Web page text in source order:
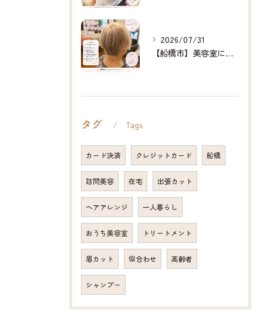
2026/07/31
【船橋市】美容室に行けない…をなくしたい✂️✨
タグ Tags
カード決済 クレジットカード 船橋
訪問美容 在宅 出張カット
ヘアアレンジ 一人暮らし
おうち美容室 トリートメント
眉カット 似合わせ 高齢者
シャンプー